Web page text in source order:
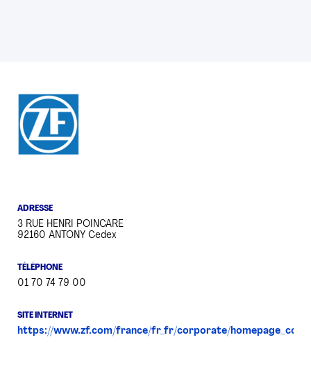
PRESSE
ADRESSE
3 RUE HENRI POINCARE
92160 ANTONY Cedex
TÉLÉPHONE
01 70 74 79 00
SITE INTERNET
https://www.zf.com/france/fr_fr/corporate/